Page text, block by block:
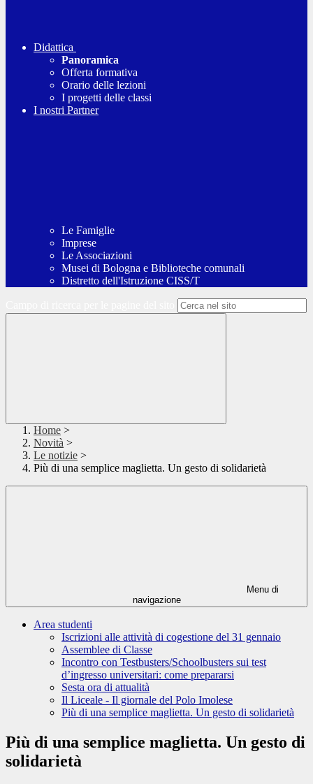
Didattica
Panoramica
Offerta formativa
Orario delle lezioni
I progetti delle classi
I nostri Partner
Le Famiglie
Imprese
Le Associazioni
Musei di Bologna e Biblioteche comunali
Distretto dell'Istruzione CISS/T
Home >
Novità >
Le notizie >
Più di una semplice maglietta. Un gesto di solidarietà
Menu di
navigazione
Area studenti
Iscrizioni alle attività di cogestione del 31 gennaio
Assemblee di Classe
Incontro con Testbusters/Schoolbusters sui test
d’ingresso universitari: come prepararsi
Sesta ora di attualità
Il Liceale - Il giornale del Polo Imolese
Più di una semplice maglietta. Un gesto di solidarietà
Più di una semplice maglietta. Un gesto di
solidarietà